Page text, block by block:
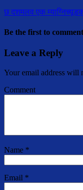
छ दशमलव एक
Be the first to comment
Leave a Reply
Your email address will
Comment
Name *
Email *